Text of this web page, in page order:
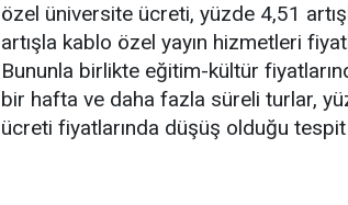
özel üniversite ücreti, yüzde 4,51
artışla kablo özel yayın hizmetleri
Bununla birlikte eğitim-kültür
bir hafta ve daha fazla süreli turlar,
ücreti fiyatlarında düşüş olduğu